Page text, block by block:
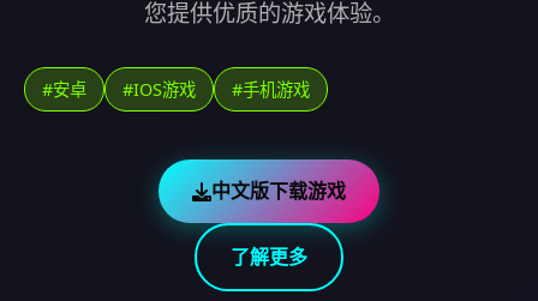
您提供优质的游戏体验。
#安卓 #IOS游戏 #手机游戏
中文版下载游戏
了解更多